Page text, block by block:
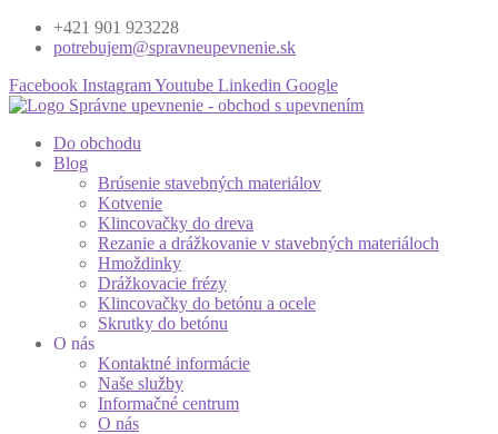
+421 901 923228
potrebujem@spravneupevnenie.sk
Facebook InstagramYoutube Linkedin Google
Do obchodu
Blog
Brúsenie stavebných materiálov
Kotvenie
Klincovačky do dreva
Rezanie a drážkovanie v stavebných materiáloch
Hmoždinky
Drážkovacie frézy
Klincovačky do betónu a ocele
Skrutky do betónu
O nás
Kontaktné informácie
Naše služby
Informačné centrum
O nás